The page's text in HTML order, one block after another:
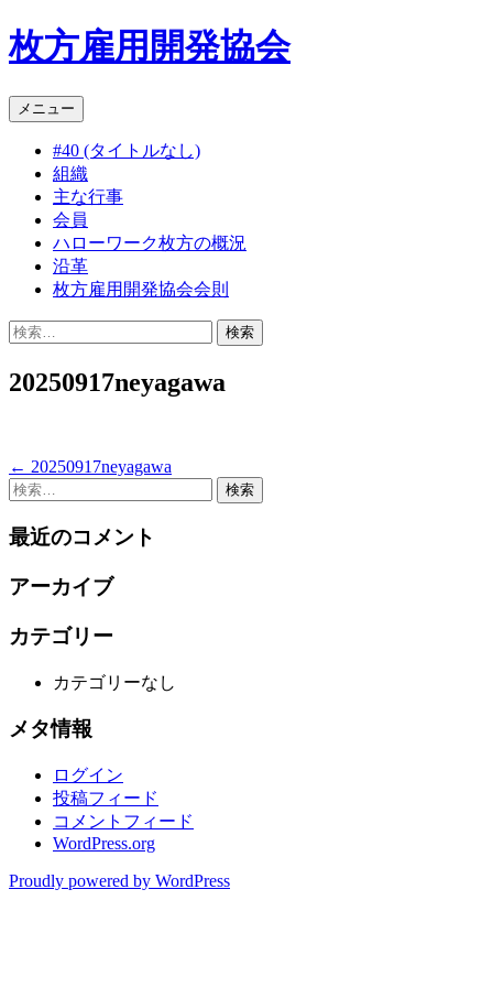
枚方雇用開発協会
メニュー コ
テ
ン
ツ
へ
ス
キ
ッ
#40 (タイトルなし)
組織
主な行事
会員
ハローワーク枚方の概況
沿革
枚方雇用開発協会会則
検
20250917neyagawa
投
稿
ナ
ビ
ー
ョ
← 20250917neyagawa
検
最近のコメント
アーカイブ
カテゴリー
カテゴリーなし
メタ情報
ログイン
投稿フィード
コメントフィード
WordPress.org
Proudly powered by WordPress